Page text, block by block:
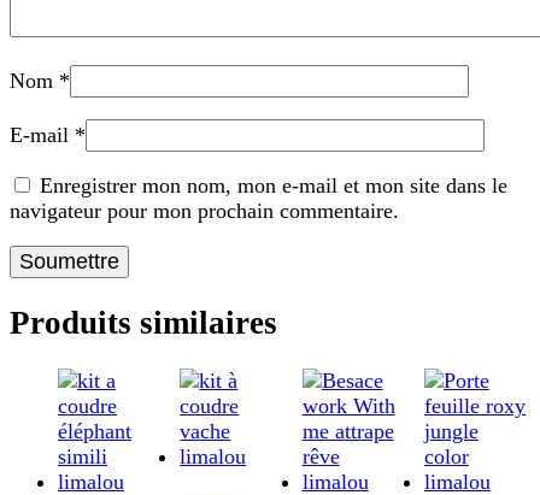
Nom *
E-mail *
Enregistrer mon nom, mon e-mail et mon site dans le
navigateur pour mon prochain commentaire.
Produits similaires